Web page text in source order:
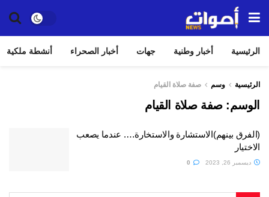
الرئيسية أخبار وطنية جهات أخبار الصحراء أنشطة ملكية
الرئيسية وسم صفة صلاة القيام
الوسم:صفة صلاة القيام
(الفرق بينهم)الاستشارة والاستخارة…. عندما يصعب
الاختيار
ديسمبر 26, 2023